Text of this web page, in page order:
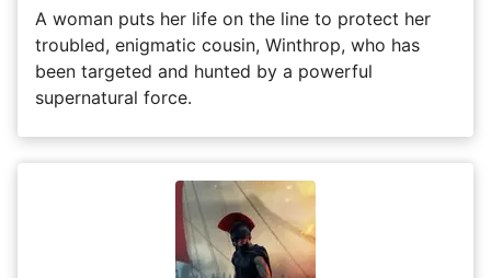
A woman puts her life on the line to protect her
troubled, enigmatic cousin, Winthrop, who has
been targeted and hunted by a powerful
supernatural force.